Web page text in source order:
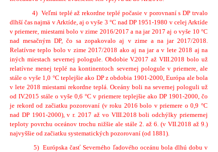
4) Veľmi teplé až rekordne teplé počasie v porovnaní s DP trvalo
dlhší čas najmä v Arktíde, aj o vyše 3 °C nad DP 1951-1980 v celej Arktíde
v priemere, miestami bolo v zime 2016/2017 a na jar 2017 aj o vyše 10 °C
nad mesačným DP, čo sa zopakovalo aj v zime a na jar 2017/2018.
Relatívne teplo bolo v zime 2017/2018 ako aj na jar a v lete 2018 aj na
iných miestach severnej pologule. Obdobie V.2017 až VIII.2018 bolo už
relatívne menej teplé na kontinentoch severnej pologule v priemere, ale
stále o vyše 1,0 °C teplejšie ako DP z obdobia 1901-2000, Európa ale bola
v lete 2018 miestami rekordne teplá. Oceány boli na severnej pologuli už
od IV.2015 stále o vyše 0,6 °C v priemere teplejšie ako DP 1901-2000, čo
je rekord od začiatku pozorovaní (v roku 2016 bolo v priemere o 0,9 °C
nad DP 1901-2000), v r. 2017 až vo VIII.2018 boli odchýlky priemernej
teploty povrchu oceánov trochu nižšie ale stále 2. až 6. (v VII.2018 až 9.)
najvyššie od začiatku systematických pozorovaní (od 1881).
5) Európska časť Severného ľadového oceánu bola dlhú dobu v